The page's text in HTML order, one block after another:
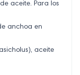
aceite. Para los
anchoa en
aceite